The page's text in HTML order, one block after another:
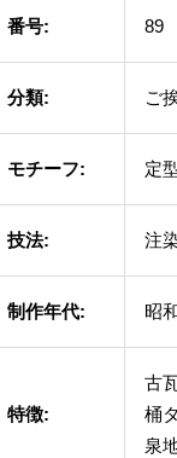
番号: 89
分類: ご
モチーフ: 定
技法: 注
制作年代: 昭
特徴:
古
桶
泉